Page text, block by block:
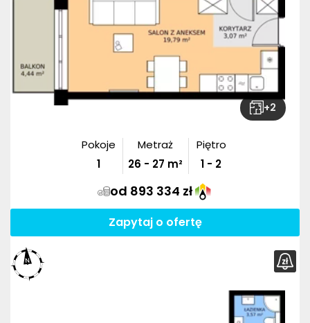
+2
Pokoje
1
Metraż
26 - 27 m²
Piętro
1 - 2
od 893 334 zł
Zapytaj o ofertę